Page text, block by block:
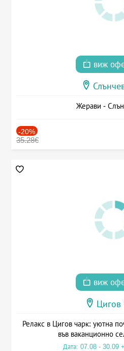
виж
Жерави -
-20%
35.28€
виж
Цигов
Релакс в Цигов чарк: уютна
във ваканционно
Дата: 07.08 - 30.09